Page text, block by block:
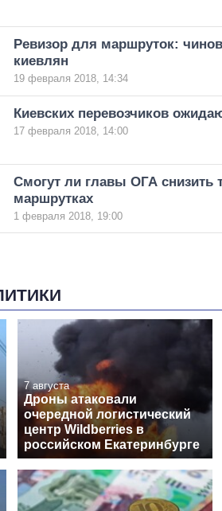
Ревизор для маршруток:
киевлян
19 февраля 2018, 14:34
Киевских перевозчиков
17 февраля 2018, 14:00
Смогут ли главы ОГА снизить
маршрутках
1 февраля 2018, 19:00
7 августа
Дроны атаковали
очередной логистический
центр Wildberries в
российском Екатеринбурге